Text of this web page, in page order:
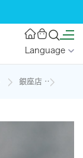
Language
銀座店